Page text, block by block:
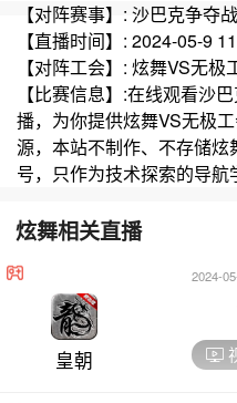
【对阵赛事】: 沙巴克争夺战
【直播时间】: 2024-05-9
【对阵工会】: 炫舞VS无极
【比赛信息】:在线观看沙
播，为你提供炫舞VS无极
源，本站不制作、不存储
号，只作为技术探索的导航
炫舞相关直播
皇朝
2024-